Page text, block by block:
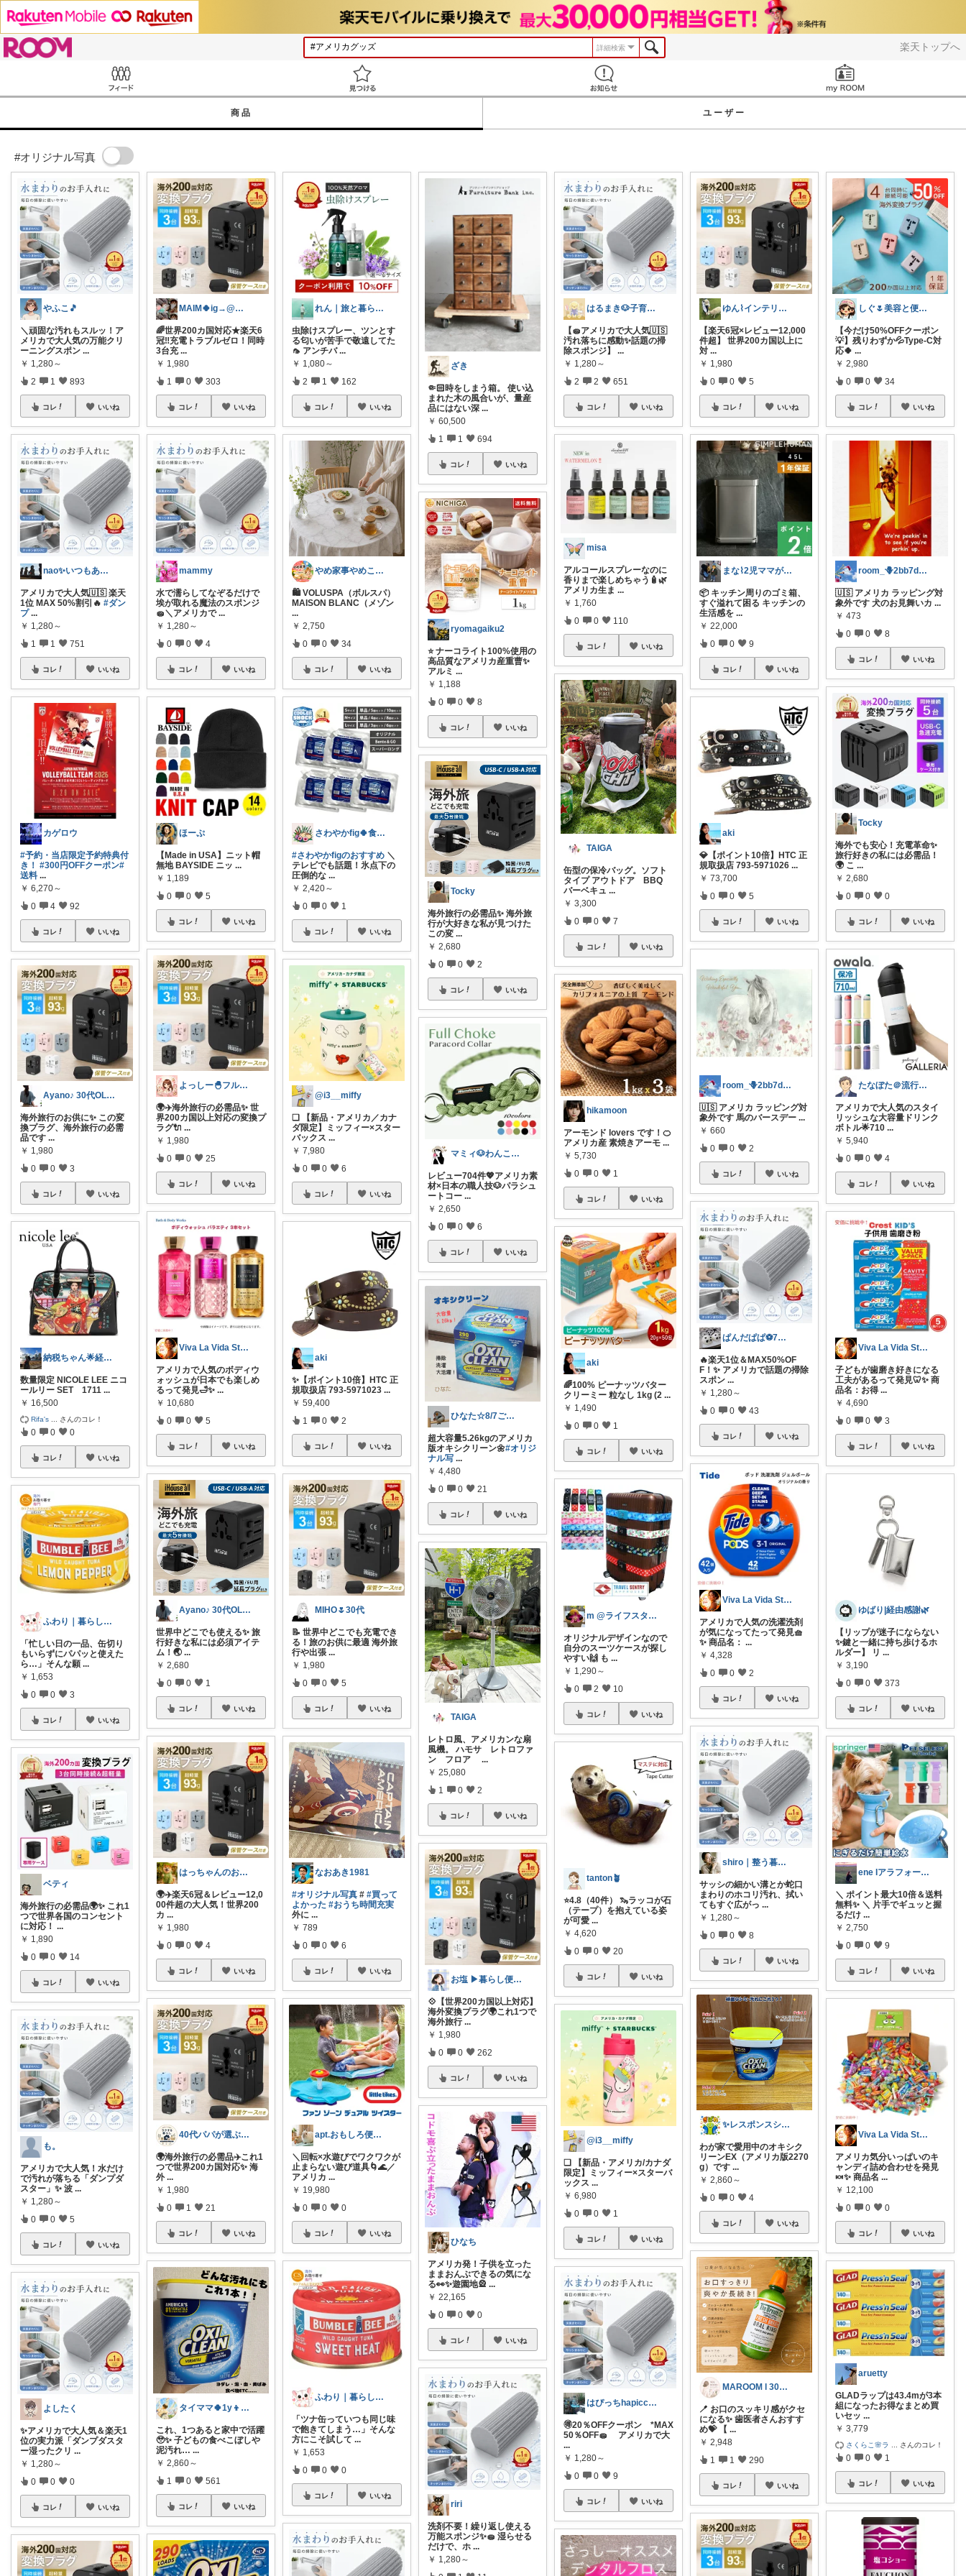
楽天トップへ
詳細検索
商品 ユーザー
#オリジナル写真
やふこ🎵
＼頑固な汚れもスルッ！ア
メリカで大人気の万能クリ
ーニングスポン ...
￥ 1,280～
2 1 893
コレ いいね
nao✨いつもありがとう😊
アメリカで大人気🇺🇸 楽天
1位 MAX 50%割引🔥 #ダン
プ ...
￥ 1,280～
1 1 751
コレ いいね
カゲロウ
#予約・当店限定予約特典付
き！ #300円OFFクーポン#
送料 ...
￥ 6,270～
0 4 92
コレ いいね
Ayano♪ 30代OLファッション
海外旅行のお供に✨ この変
換プラグ、海外旅行の必需
品です ...
￥ 1,980
0 0 3
コレ いいね
納税ちゃん🌟経由購入★
数量限定 NICOLE LEE ニコ
ールリー SET 1711 ...
￥ 16,500
Rifa's さんのコレ！
0 0 0
コレ いいね
ふわり｜暮らしの負担をかるくする日用品
「忙しい日の一品、缶切り
もいらずにパパッと使えた
ら…」そんな願 ...
￥ 1,653
0 0 3
コレ いいね
ベティ
海外旅行の必需品🌍✨ これ1
つで世界各国のコンセント
に対応！ ...
￥ 1,890
0 0 14
コレ いいね
も。
アメリカで大人気！水だけ
で汚れが落ちる「ダンプダ
スター」✨ 波 ...
￥ 1,280～
0 0 5
コレ いいね
よしたく
✨アメリカで大人気＆楽天1
位の実力派「ダンプダスタ
ー湿ったクリ ...
￥ 1,280～
0 0 0
コレ いいね
MAIM🍀ig→@maim_419
🌈世界200カ国対応★楽天6
冠‼︎充電トラブルゼロ！同時
3台充 ...
￥ 1,980
1 0 303
コレ いいね
mammy
水で濡らしてなぞるだけで
埃が取れる魔法のスポンジ
🧽＼アメリカで ...
￥ 1,280～
0 0 4
コレ いいね
ほーぷ
【Made in USA】ニット帽
無地 BAYSIDE ニッ ...
￥ 1,189
0 0 5
コレ いいね
よっしー🐣フルタイム4児ママ
🌍✈️海外旅行の必需品✨ 世
界200カ国以上対応の変換プ
ラグ🔌 ...
￥ 1,980
0 0 25
コレ いいね
Viva La Vida Studio
アメリカで人気のボディウ
ォッシュが日本でも楽しめ
るって発見🛁✨ ...
￥ 10,680
0 0 5
コレ いいね
Ayano♪ 30代OLファッション
世界中どこでも使える✨ 旅
行好きな私には必須アイテ
ム！🌏 ...
￥ 2,680
0 0 1
コレ いいね
はっちゃんのお店😋
🌍✈️楽天6冠＆レビュー12,0
00件超の大人気！世界200
カ ...
￥ 1,980
0 0 4
コレ いいね
40代パパが選ぶ 毎日がラクになる暮らし
🌍海外旅行の必需品✈️これ1
つで世界200カ国対応✨ 海
外 ...
￥ 1,980
0 1 21
コレ いいね
タイママ🍀1y👦のママ
これ、1つあると家中で活躍
🥹✨ 子どもの食べこぼしや
泥汚れ… ...
￥ 2,860～
1 0 561
コレ いいね
れん｜旅と暮らしの愛用品
虫除けスプレー、ツンとす
る匂いが苦手で敬遠してた
🦟 アンチバ ...
￥ 1,080～
2 1 162
コレ いいね
やめ家事やめこ♡一軍インテリア
🛍 VOLUSPA（ボルスパ）
MAISON BLANC（メゾン
...
￥ 2,750
0 0 34
コレ いいね
さわやかfig🍀食と暮らしを楽しむ
#さわやかfigのおすすめ ＼
テレビでも話題！氷点下の
圧倒的な ...
￥ 2,420～
0 0 1
コレ いいね
@i3__miffy
❑ 【新品・アメリカ／カナ
ダ限定】ミッフィー×スター
バックス...
￥ 7,980
0 0 6
コレ いいね
aki
✨【ポイント10倍】HTC 正
規取扱店 793-5971023 ...
￥ 59,400
1 0 2
コレ いいね
MIHO🌷30代
📝 世界中どこでも充電でき
る！旅のお供に最適 海外旅
行や出張 ...
￥ 1,980
0 0 5
コレ いいね
なおあき1981
#オリジナル写真 ##買って
よかった #おうち時間充実
外に ...
￥ 789
0 0 6
コレ いいね
apt.おもしろ便利グッズ推し主婦
＼回転×水遊びでワクワクが
止まらない遊び道具🌀🌊／
アメリカ ...
￥ 19,980
0 0 0
コレ いいね
ふわり｜暮らしの負担をかるくする日用品
「ツナ缶っていつも同じ味
で飽きてしまう…」そんな
方にこそ試して ...
￥ 1,653
0 0 0
コレ いいね
ざき
🤏🏻時をしまう箱。 使い込
まれた木の風合いが、量産
品にはない深 ...
￥ 60,500
1 1 694
コレ いいね
ryomagaiku2
⭐️ ナーコライト100%使用の
高品質なアメリカ産重曹✨
アルミ ...
￥ 1,188
0 0 8
コレ いいね
Tocky
海外旅行の必需品✨ 海外旅
行が大好きな私が見つけた
この変 ...
￥ 2,680
0 0 2
コレ いいね
マミィ🐶わんこと暮らす｜お得情報係
レビュー704件💖アメリカ素
材×日本の職人技🐶パラシュ
ートコー ...
￥ 2,650
0 0 6
コレ いいね
ひなた☆8/7ご購入感謝です❤️
超大容量5.26kgのアメリカ
版オキシクリーン🌼#オリジ
ナル写 ...
￥ 4,480
0 0 21
コレ いいね
TAIGA
レトロ風、アメリカンな扇
風機。 ハモサ レトロファ
ン フロア
...
￥ 25,080
1 0 2
コレ いいね
お塩 ▶︎暮らし便利/お得room
💠【世界200カ国以上対応】
海外変換プラグ🌍これ1つで
海外旅行 ...
￥ 1,980
0 0 262
コレ いいね
ひなち
アメリカ発！子供を立った
ままおんぶできるの気にな
る👀✨遊園地🎡 ...
￥ 22,165
0 0 0
コレ いいね
riri
洗剤不要！繰り返し使える
万能スポンジ✨️🧽 湿らせる
だけで、ホ ...
￥ 1,280～
はるまき🐶子育て中
【🧽アメリカで大人気🇺🇸
汚れ落ちに感動✨話題の掃
除スポンジ】...
￥ 1,280～
2 2 651
コレ いいね
misa
アルコールスプレーなのに
香りまで楽しめちゃう🧴🌿
アメリカ生ま ...
￥ 1,760
0 0 110
コレ いいね
TAIGA
缶型の保冷バッグ。ソフト
タイプ アウトドア BBQ
バーベキュ ...
￥ 3,300
0 0 7
コレ いいね
hikamoon
アーモンド lovers です！🍊
アメリカ産 素焼きアーモ ...
￥ 5,730
0 0 1
コレ いいね
aki
🌈100% ピーナッツバター
クリーミー 粒なし 1kg (2 ...
￥ 1,490
0 0 1
コレ いいね
m @ライフスタイル×ビューティー
オリジナルデザインなので
自分のスーツケースが探し
やすい🙌 も ...
￥ 1,290～
0 2 10
コレ いいね
tanton🪴
⭐4.8（40件） 🦦ラッコが石
（テープ）を抱えている姿
が可愛 ...
￥ 4,620
0 0 20
コレ いいね
@i3__miffy
❑ 【新品・アメリカ/カナダ
限定】ミッフィー×スターバ
ックス...
￥ 6,980
0 0 1
コレ いいね
はぴっちhapicchi💎🏃感謝💐
🉐20％OFFクーポン *MAX
50％OFF🧽 アメリカで大
...
￥ 1,280～
0 0 9
コレ いいね
ゆん⌇インテリアと生活雑貨がメイン🧸
【楽天6冠×レビュー12,000
件超】 世界200カ国以上に
対 ...
￥ 1,980
0 0 5
コレ いいね
まな⌇2児ママが目指すゆとりある暮らし
📦 キッチン周りのゴミ箱、
すぐ溢れて困る キッチンの
生活感を ...
￥ 22,000
0 0 9
コレ いいね
aki
💎【ポイント10倍】HTC 正
規取扱店 793-5971026 ...
￥ 73,700
0 0 5
コレ いいね
room_🪻2bb7d8bc05
🇺🇸 アメリカ ラッピング対
象外です 馬のバースデー ...
￥ 660
0 0 2
コレ いいね
ぱんだぱぱ⚽️7日有難うございます
🔥楽天1位＆MAX50%OF
F！✨ アメリカで話題の掃除
スポン ...
￥ 1,280～
0 0 43
コレ いいね
Viva La Vida Studio
アメリカで人気の洗濯洗剤
が気になってたって発見🧺
✨ 商品名： ...
￥ 4,328
0 0 2
コレ いいね
shiro｜整う暮らしと便利家電
サッシの細かい溝とか蛇口
まわりのホコリ汚れ、拭い
てもすぐ広がっ ...
￥ 1,280～
0 0 8
コレ いいね
✨レスポンスショップ21✨
わが家で愛用中のオキシク
リーンEX（アメリカ版2270
g）です ...
￥ 2,860～
0 0 4
コレ いいね
MAROOM l 30代の愛用品🧡
🪥 お口のスッキリ感がクセ
になる✨ 歯医者さんおすす
め💝 【 ...
￥ 2,948
1 1 290
コレ いいね
しぐ🌷美容と便利な小物🍀
【今だけ50%OFFクーポン
💡】残りわずか💦Type-C対
応🍀 ...
￥ 2,980
0 0 34
コレ いいね
room_🪻2bb7d8bc05
🇺🇸 アメリカ ラッピング対
象外です 犬のお見舞いカ ...
￥ 473
0 0 8
コレ いいね
Tocky
海外でも安心！充電革命✨
旅行好きの私には必需品！
🌍 こ ...
￥ 2,680
0 0 0
コレ いいね
たなぼた＠流行りモノ好きオヤジ
アメリカで大人気のスタイ
リッシュな大容量ドリンク
ボトル🌟710 ...
￥ 5,940
0 0 4
コレ いいね
Viva La Vida Studio
子どもが歯磨き好きになる
工夫があるって発見🦷✨ 商
品名：お得 ...
￥ 4,690
0 0 3
コレ いいね
ゆばり|経由感謝🌿
【リップが迷子にならない
✨鍵と一緒に持ち歩けるホ
ルダー】 リ ...
￥ 3,190
0 0 373
コレ いいね
ene IアラフォーLIFE
＼ ポイント最大10倍＆送料
無料✨ ＼ 片手でギュッと握
るだけ ...
￥ 2,750
0 0 9
コレ いいね
Viva La Vida Studio
アメリカ気分いっぱいのキ
ャンディ詰め合わせを発見
🍬✨ 商品名 ...
￥ 12,100
0 0 0
コレ いいね
aruetty
GLADラップは43.4mが3本
組になったお得なまとめ買
いセッ ...
￥ 3,779
さくらこ🌸ラ さんのコレ！
0 0 1
コレ いいね